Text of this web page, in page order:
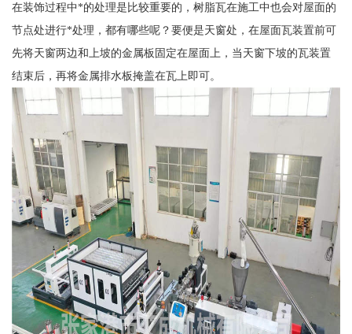
在装饰过程中*的处理是比较重要的，树脂瓦在施工中也会对屋面的
节点处进行*处理，都有哪些呢？要便是天窗处，在屋面瓦装置前可
先将天窗两边和上坡的金属板固定在屋面上，当天窗下坡的瓦装置
结束后，再将金属排水板掩盖在瓦上即可。